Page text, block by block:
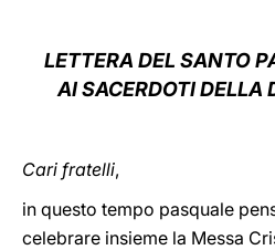
LETTERA DEL SANTO
AI SACERDOTI DELLA
Cari fratelli,
in questo tempo pasquale
celebrare insieme la Messa